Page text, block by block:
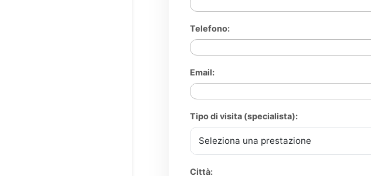
Telefono:
Email:
Tipo di visita (specialista):
Città: